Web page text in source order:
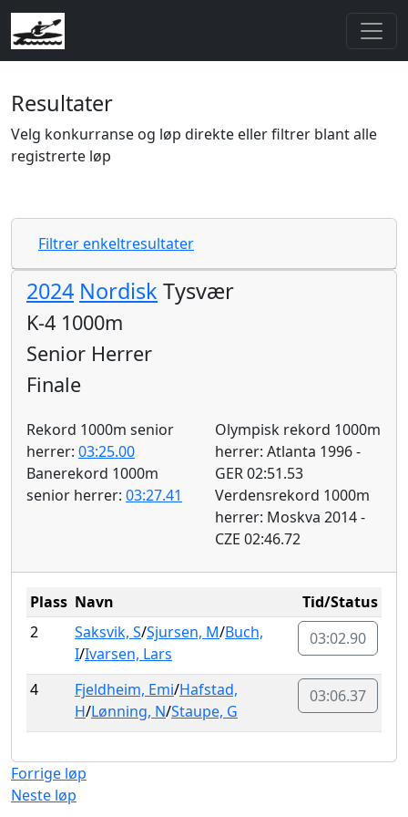
Resultater
Velg konkurranse og løp direkte eller filtrer blant alle
registrerte løp
Filtrer enkeltresultater
2024 Nordisk Tysvær
K-4 1000m
Senior Herrer
Finale
Rekord 1000m senior
herrer: 03:25.00
Banerekord 1000m
senior herrer: 03:27.41
Olympisk rekord 1000m
herrer: Atlanta 1996 -
GER 02:51.53
Verdensrekord 1000m
herrer: Moskva 2014 -
CZE 02:46.72
Plass Navn
Tid/Status
2
Saksvik, S/Sjursen, M/Buch,
I/Ivarsen, Lars
03:02.90
4 Fjeldheim, Emi/Hafstad,
H/Lønning, N/Staupe, G
03:06.37
Forrige løp
Neste løp